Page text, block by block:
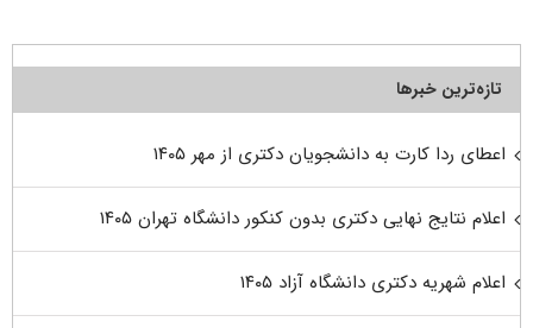
تازه‌ترین خبرها
اعطای ردا کارت به دانشجویان دکتری از مهر ۱۴۰۵
اعلام نتایج نهایی دکتری بدون کنکور دانشگاه تهران ۱۴۰۵
اعلام شهریه دکتری دانشگاه آزاد ۱۴۰۵